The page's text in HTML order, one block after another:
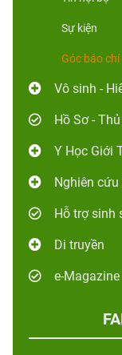
Sự kiện
Góc báo chí
Vô sinh -
Hồ Sơ -
Y Học Giới
Nghiên
Hỗ trợ sinh
Di truyền
e-Magazine